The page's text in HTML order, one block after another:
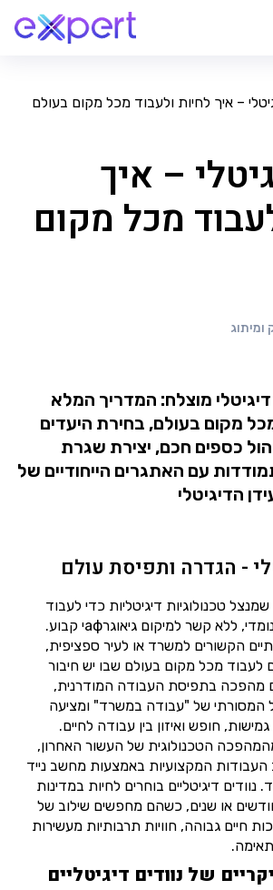
– איך לחיות ולעבוד מכל מקום בעולם
– איך
מכל מקום
ומיתוג
דיגיטלי מוצלח: המדריך המלא
מקום בעולם, בחירת היעדים
כספים חכם, יצירת שגרת
עם האתגרים הייחודיים של
הדיגיטלי
- הגדרה ותפיסת עולם
טכנולוגיות דיגיטליות כדי לעבוד
מרחוק ולחיות באופן נומדי, ללא קשר למיקום גיאוגרафי קבוע.
הקשורים למשרד או לעיר ספציפית,
לעבוד מכל מקום בעולם שבו יש חיבור
מהפכה בתפיסת העבודה המודרנית,
של "עבודה במשרד" ומציעה
חופש ואיזון בין עבודה לחיים.
הטכנולוגית של העשור האחרון,
המקצועיות באמצעות מחשב נייד
נוודים דיגיטליים בוחרים לחיות במדינות
או שנים, כשהם מחפשים שילוב של
חיים גבוהה, חוויות תרבותיות מעשירות
של נוודים דיגיטליים